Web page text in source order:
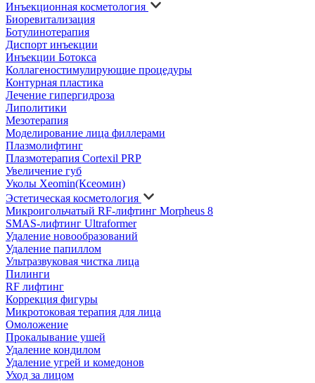
Инъекционная косметология
Биоревитализация
Ботулинотерапия
Диспорт инъекции
Инъекции Ботокса
Коллагеностимулирующие процедуры
Контурная пластика
Лечение гипергидроза
Липолитики
Мезотерапия
Моделирование лица филлерами
Плазмолифтинг
Плазмотерапия Cortexil PRP
Увеличение губ
Уколы Xeomin(Ксеомин)
Эстетическая косметология
Микроигольчатый RF-лифтинг Morpheus 8
SMAS-лифтинг Ultraformer
Удаление новообразований
Удаление папиллом
Ультразвуковая чистка лица
Пилинги
RF лифтинг
Коррекция фигуры
Микротоковая терапия для лица
Омоложение
Прокалывание ушей
Удаление кондилом
Удаление угрей и комедонов
Уход за лицом